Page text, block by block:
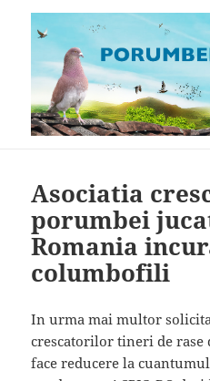
Asociatia
porumbei
Romania
columbofili
In urma mai multor
crescatorilor tineri de rase
face reducere la